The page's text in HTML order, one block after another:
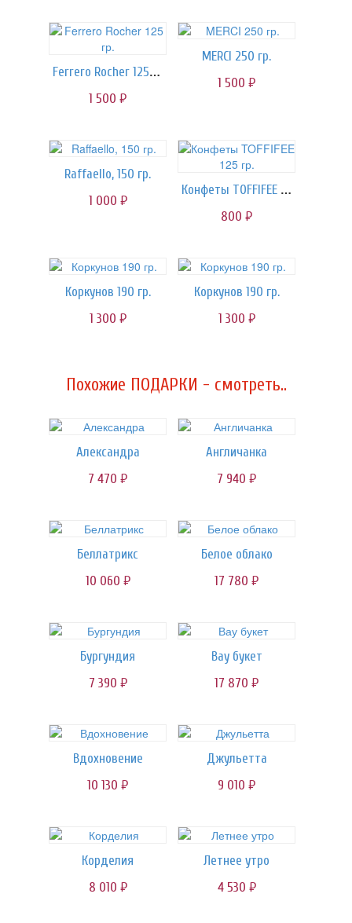
Ferrero Rocher 125 гр.
1 500 руб.
MERCI 250 гр.
1 500 руб.
Raffaello, 150 гр.
1 000 руб.
Конфеты TOFFIFEE 125 гр.
800 руб.
Коркунов 190 гр.
1 300 руб.
Коркунов 190 гр.
1 300 руб.
Похожие ПОДАРКИ - смотреть..
Александра
7 470 руб.
Англичанка
7 940 руб.
Беллатрикс
10 060 руб.
Белое облако
17 780 руб.
Бургундия
7 390 руб.
Вау букет
17 870 руб.
Вдохновение
10 130 руб.
Джульетта
9 010 руб.
Корделия
8 010 руб.
Летнее утро
4 530 руб.